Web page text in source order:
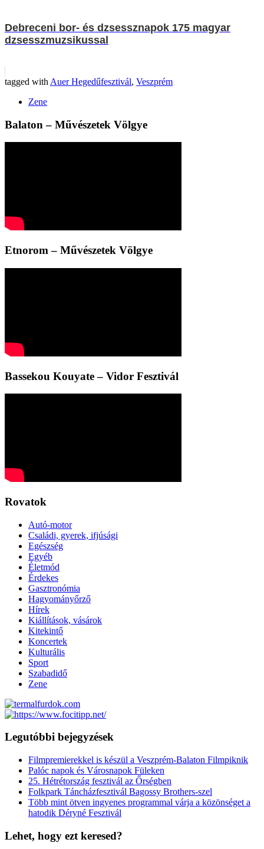
Debreceni bor- és dzsessznapok 175 magyar
dzsesszmuzsikussal
tagged with Auer Hegedűfesztivál, Veszprém
Zene
Balaton – Művészetek Völgye
Etnorom – Művészetek Völgye
Bassekou Kouyate – Vidor Fesztivál
Rovatok
Autó-motor
Családi, gyerek, ifjúsági
Egészség
Egyéb
Életmód
Érdekes
Gasztronómia
Hagyományőrző
Hírek
Kiállítások, vásárok
Kitekintő
Koncertek
Kulturális
Sport
Szabadidő
Zene
Legutóbbi bejegyzések
Filmpremierekkel is készül a Veszprém-Balaton Filmpiknik
Palóc napok és Városnapok Füleken
25. Hétrétország fesztivál az Őrségben
Folkpark Táncházfesztivál Bagossy Brothers-szel
Több mint ötven ingyenes programmal várja a közönséget a
hatodik Déryné Fesztivál
Lehet, hogy ezt keresed?